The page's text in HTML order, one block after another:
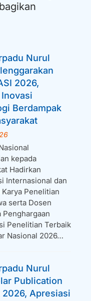
Nurul
2026,
Berdampak
kepada
Hadirkan
Internasional dan
Penelitian
serta Dosen
Penghargaan
Penelitian Terbaik
Nasional 2026…
Nurul
Publication
2026, Apresiasi